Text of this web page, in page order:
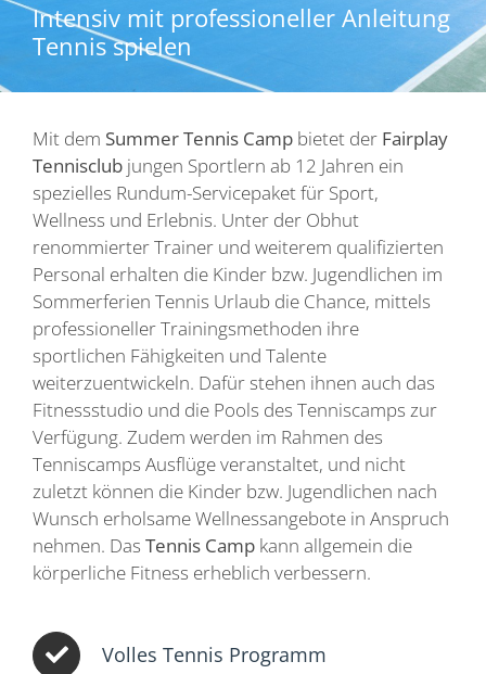
Intensiv mit professioneller Anleitung
Tennis spielen
Mit dem Summer Tennis Camp bietet der Fairplay
Tennisclub jungen Sportlern ab 12 Jahren ein
spezielles Rundum-Servicepaket für Sport,
Wellness und Erlebnis. Unter der Obhut
renommierter Trainer und weiterem qualifizierten
Personal erhalten die Kinder bzw. Jugendlichen im
Sommerferien Tennis Urlaub die Chance, mittels
professioneller Trainingsmethoden ihre
sportlichen Fähigkeiten und Talente
weiterzuentwickeln. Dafür stehen ihnen auch das
Fitnessstudio und die Pools des Tenniscamps zur
Verfügung. Zudem werden im Rahmen des
Tenniscamps Ausflüge veranstaltet, und nicht
zuletzt können die Kinder bzw. Jugendlichen nach
Wunsch erholsame Wellnessangebote in Anspruch
nehmen. Das Tennis Camp kann allgemein die
körperliche Fitness erheblich verbessern.
Volles Tennis Programm